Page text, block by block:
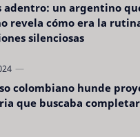
adentro: un argentino
revela cómo era la
silenciosas
colombiano hunde
que buscaba